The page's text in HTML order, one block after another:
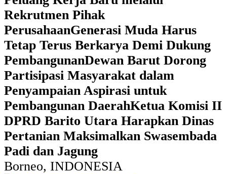
Rekrutmen Pihak
PerusahaanGenerasi Muda Harus
Tetap Terus Berkarya Demi Dukung
PembangunanDewan Barut Dorong
Partisipasi Masyarakat dalam
Penyampaian Aspirasi untuk
Pembangunan DaerahKetua Komisi II
DPRD Barito Utara Harapkan Dinas
Pertanian Maksimalkan Swasembada
Padi dan Jagung
Borneo, INDONESIA